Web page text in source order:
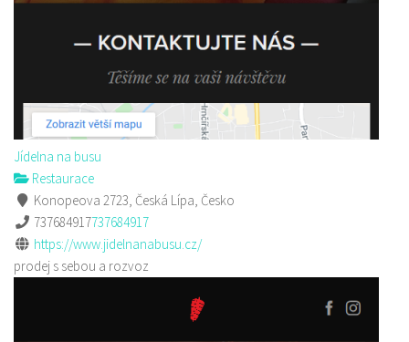
Jídelna na busu
Restaurace
Konopeova 2723, Česká Lípa, Česko
737684917737684917
https://www.jidelnanabusu.cz/
prodej s sebou a rozvoz